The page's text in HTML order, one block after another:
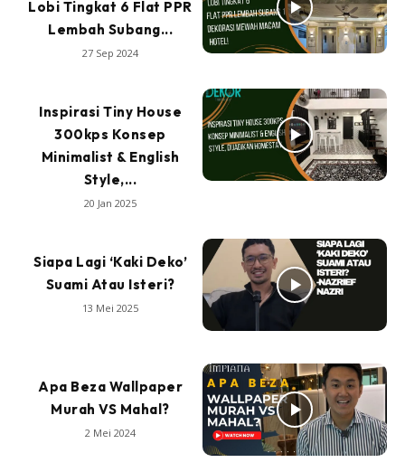
Lobi Tingkat 6 Flat PPR
Lembah Subang...
27 Sep 2024
Inspirasi Tiny House
300kps Konsep
Minimalist & English
Style,...
20 Jan 2025
Siapa Lagi ‘Kaki Deko’
Suami Atau Isteri?
13 Mei 2025
Apa Beza Wallpaper
Murah VS Mahal?
2 Mei 2024